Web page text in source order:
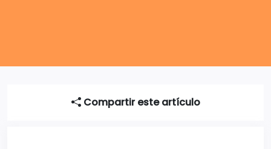
Compartir este artículo